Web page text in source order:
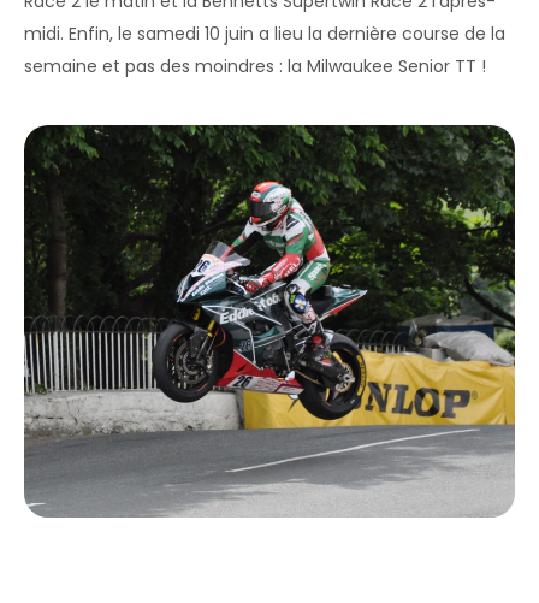
midi. Enfin, le samedi 10 juin a lieu la dernière course de la
semaine et pas des moindres : la Milwaukee Senior TT !